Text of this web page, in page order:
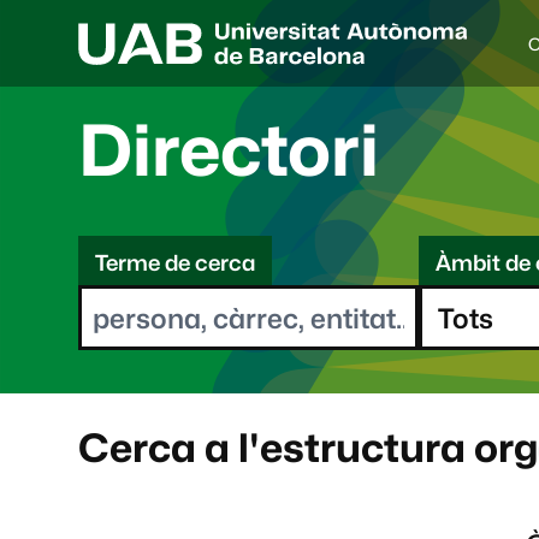
I
d
i
a
e
l
e
o
t
Directori
C
eTerme de cerca Àmbit de
Cerca a l'estructura